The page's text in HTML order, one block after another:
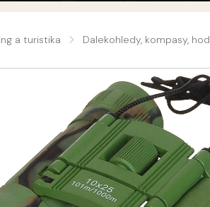
a turistika Dalekohledy, kompasy,